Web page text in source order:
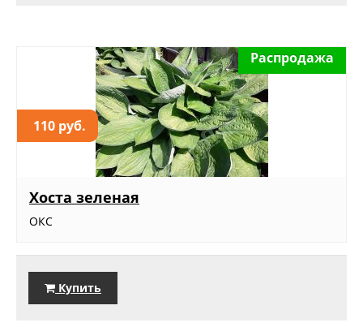
110 руб.
Распродажа
Хоста зеленая
ОКС
Купить